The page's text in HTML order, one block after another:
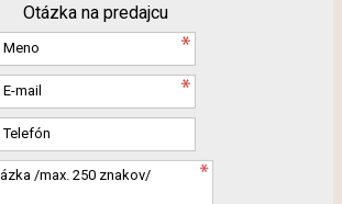
Otázka na predajcu